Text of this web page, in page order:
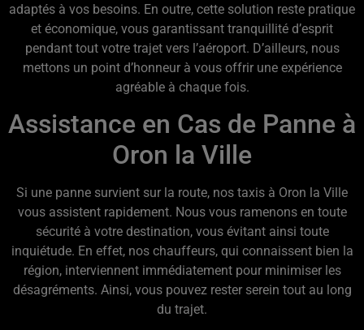
adaptés à vos besoins. En outre, cette solution reste pratique
et économique, vous garantissant tranquillité d’esprit
pendant tout votre trajet vers l’aéroport. D’ailleurs, nous
mettons un point d’honneur à vous offrir une expérience
agréable à chaque fois.
Assistance en Cas de Panne à
Oron la Ville
Si une panne survient sur la route, nos taxis à Oron la Ville
vous assistent rapidement. Nous vous ramenons en toute
sécurité à votre destination, vous évitant ainsi toute
inquiétude. En effet, nos chauffeurs, qui connaissent bien la
région, interviennent immédiatement pour minimiser les
désagréments. Ainsi, vous pouvez rester serein tout au long
du trajet.